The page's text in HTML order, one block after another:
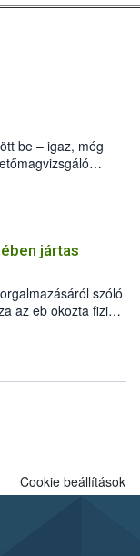
be – igaz, még
Győző által
jártas
szóló
az eb okozta fizikai
felmerülő
tartását és annak
jártas szakértőt.
Cookie beállítások